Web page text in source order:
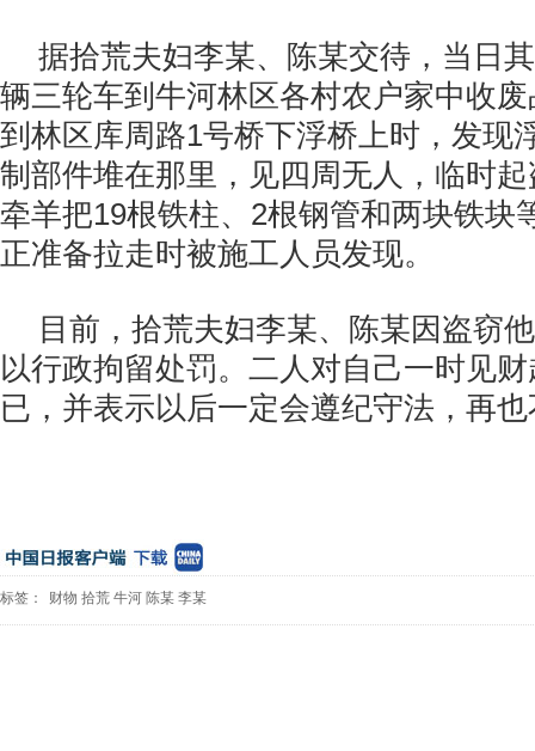
据拾荒夫妇李某、陈某交待，当日
辆三轮车到牛河林区各村农户家中收
到林区库周路1号桥下浮桥上时，发现
制部件堆在那里，见四周无人，临时
牵羊把19根铁柱、2根钢管和两块铁块
正准备拉走时被施工人员发现。
目前，拾荒夫妇李某、陈某因盗窃
以行政拘留处罚。二人对自己一时见
已，并表示以后一定会遵纪守法，再
标签： 财物 拾荒 牛河 陈某 李某